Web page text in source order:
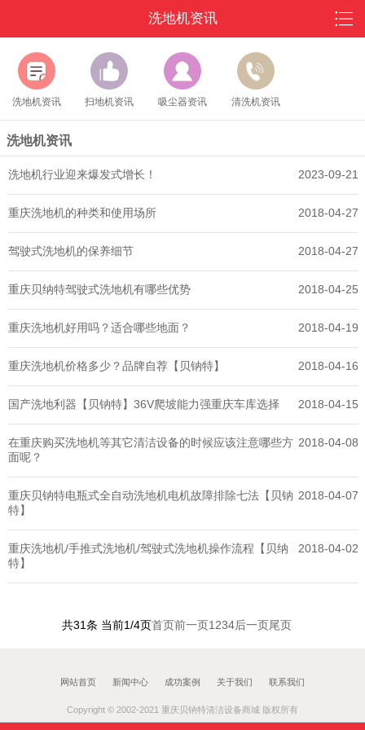
洗地机资讯
洗地机资讯 扫地机资讯 吸尘器资讯 清洗机资讯
洗地机资讯
2023-09-21
洗地机行业迎来爆发式增长！
2018-04-27
重庆洗地机的种类和使用场所
2018-04-27
驾驶式洗地机的保养细节
2018-04-25
重庆贝纳特驾驶式洗地机有哪些优势
2018-04-19
重庆洗地机好用吗？适合哪些地面？
2018-04-16
重庆洗地机价格多少？品牌自荐【贝钠特】
2018-04-15
国产洗地利器【贝钠特】36V爬坡能力强重庆车库选择
2018-04-08
在重庆购买洗地机等其它清洁设备的时候应该注意哪些方
面呢？
2018-04-07
重庆贝钠特电瓶式全自动洗地机电机故障排除七法【贝钠
特】
2018-04-02
重庆洗地机/手推式洗地机/驾驶式洗地机操作流程【贝纳
特】
共31条 当前1/4页首页前一页1234后一页尾页
网站首页 新闻中心 成功案例 关于我们 联系我们
Copyright © 2002-2021 重庆贝钠特清洁设备商城 版权所有